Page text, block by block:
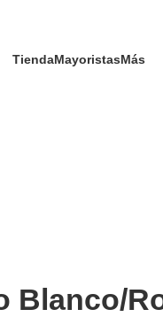
TiendaMayoristasMás
Blanco/